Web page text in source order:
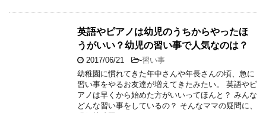
英語やピアノは幼児のうちからやったほ
うがいい？幼児の習い事で人気なのは？
2017/06/21 -習い事
幼稚園に慣れてきた年中さんや年長さんの頃、急に
習い事をやるお友達が増えてきたみたい。 英語やピ
アノは早くから始めた方がいいってほんと？ みんな
どんな習い事をしているの？ そんなママの疑問に、